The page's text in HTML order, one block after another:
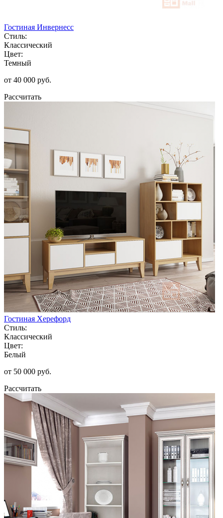
Гостиная Инвернесс
Стиль:
Классический
Цвет:
Темный
от 40 000 руб.
Рассчитать
Гостиная Херефорд
Стиль:
Классический
Цвет:
Белый
от 50 000 руб.
Рассчитать